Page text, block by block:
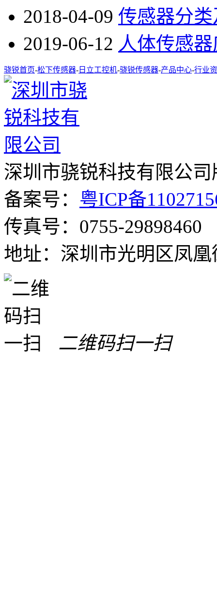
2018-04-09 传感器分
2019-06-12 人体传感
骁锐首页-松下传感器- 日立工控机-骁锐传感器-产品中心-行业
深圳市骁锐科技有限公司
备案号： 粤ICP备
传真号：0755-29898460
地址：深圳市光明区凤
二维码扫一扫